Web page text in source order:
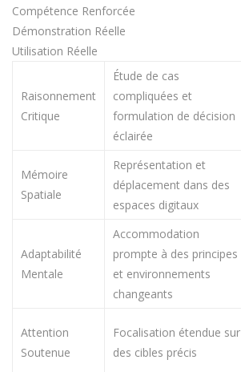
Compétence Renforcée
Démonstration Réelle
Utilisation Réelle
Raisonnement
Critique
Étude de cas
compliquées et
formulation de décision
éclairée
Mémoire
Spatiale
Représentation et
déplacement dans des
espaces digitaux
Adaptabilité
Mentale
Accommodation
prompte à des principes
et environnements
changeants
Attention
Soutenue
Focalisation étendue sur
des cibles précis